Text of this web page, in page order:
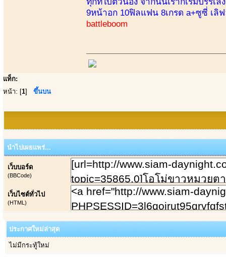
9หน้าอก 10ฟิลแฟน 8เกรด a+ซูซี่ เลิ
battleboom
แท็ก:
หน้า: [1] ขึ้นบน
นำไปเผยแพร่...
เว็บบอร์ด
(BBCode)
เว็บไซต์ทั่วไป
(HTML)
ประกาศใหม่ล่าสุด
ไม่มีกระทู้ใหม่